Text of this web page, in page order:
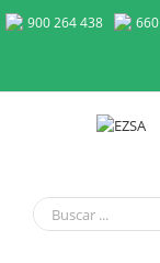
900 264 438